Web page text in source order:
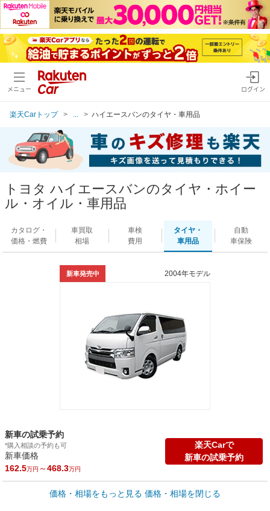
メニュー ログイン
楽天Carトップ ハイエースバンのタイヤ・車用品
トヨタ ハイエースバンのタイヤ・ホイー
ル・オイル・車用品
カタログ・
価格・燃費
車買取
相場
車検
費用
タイヤ・
車用品
自動
車保険
新車発売中 2004年モデル
新車の試乗予約
*購入相談の予約も可
新車価格
162.5万円 ～468.3万円
楽天Carで
新車の試乗予約
車買取価格 *
車買取相場
価格・相場をもっと見る 価格・相場を閉じる